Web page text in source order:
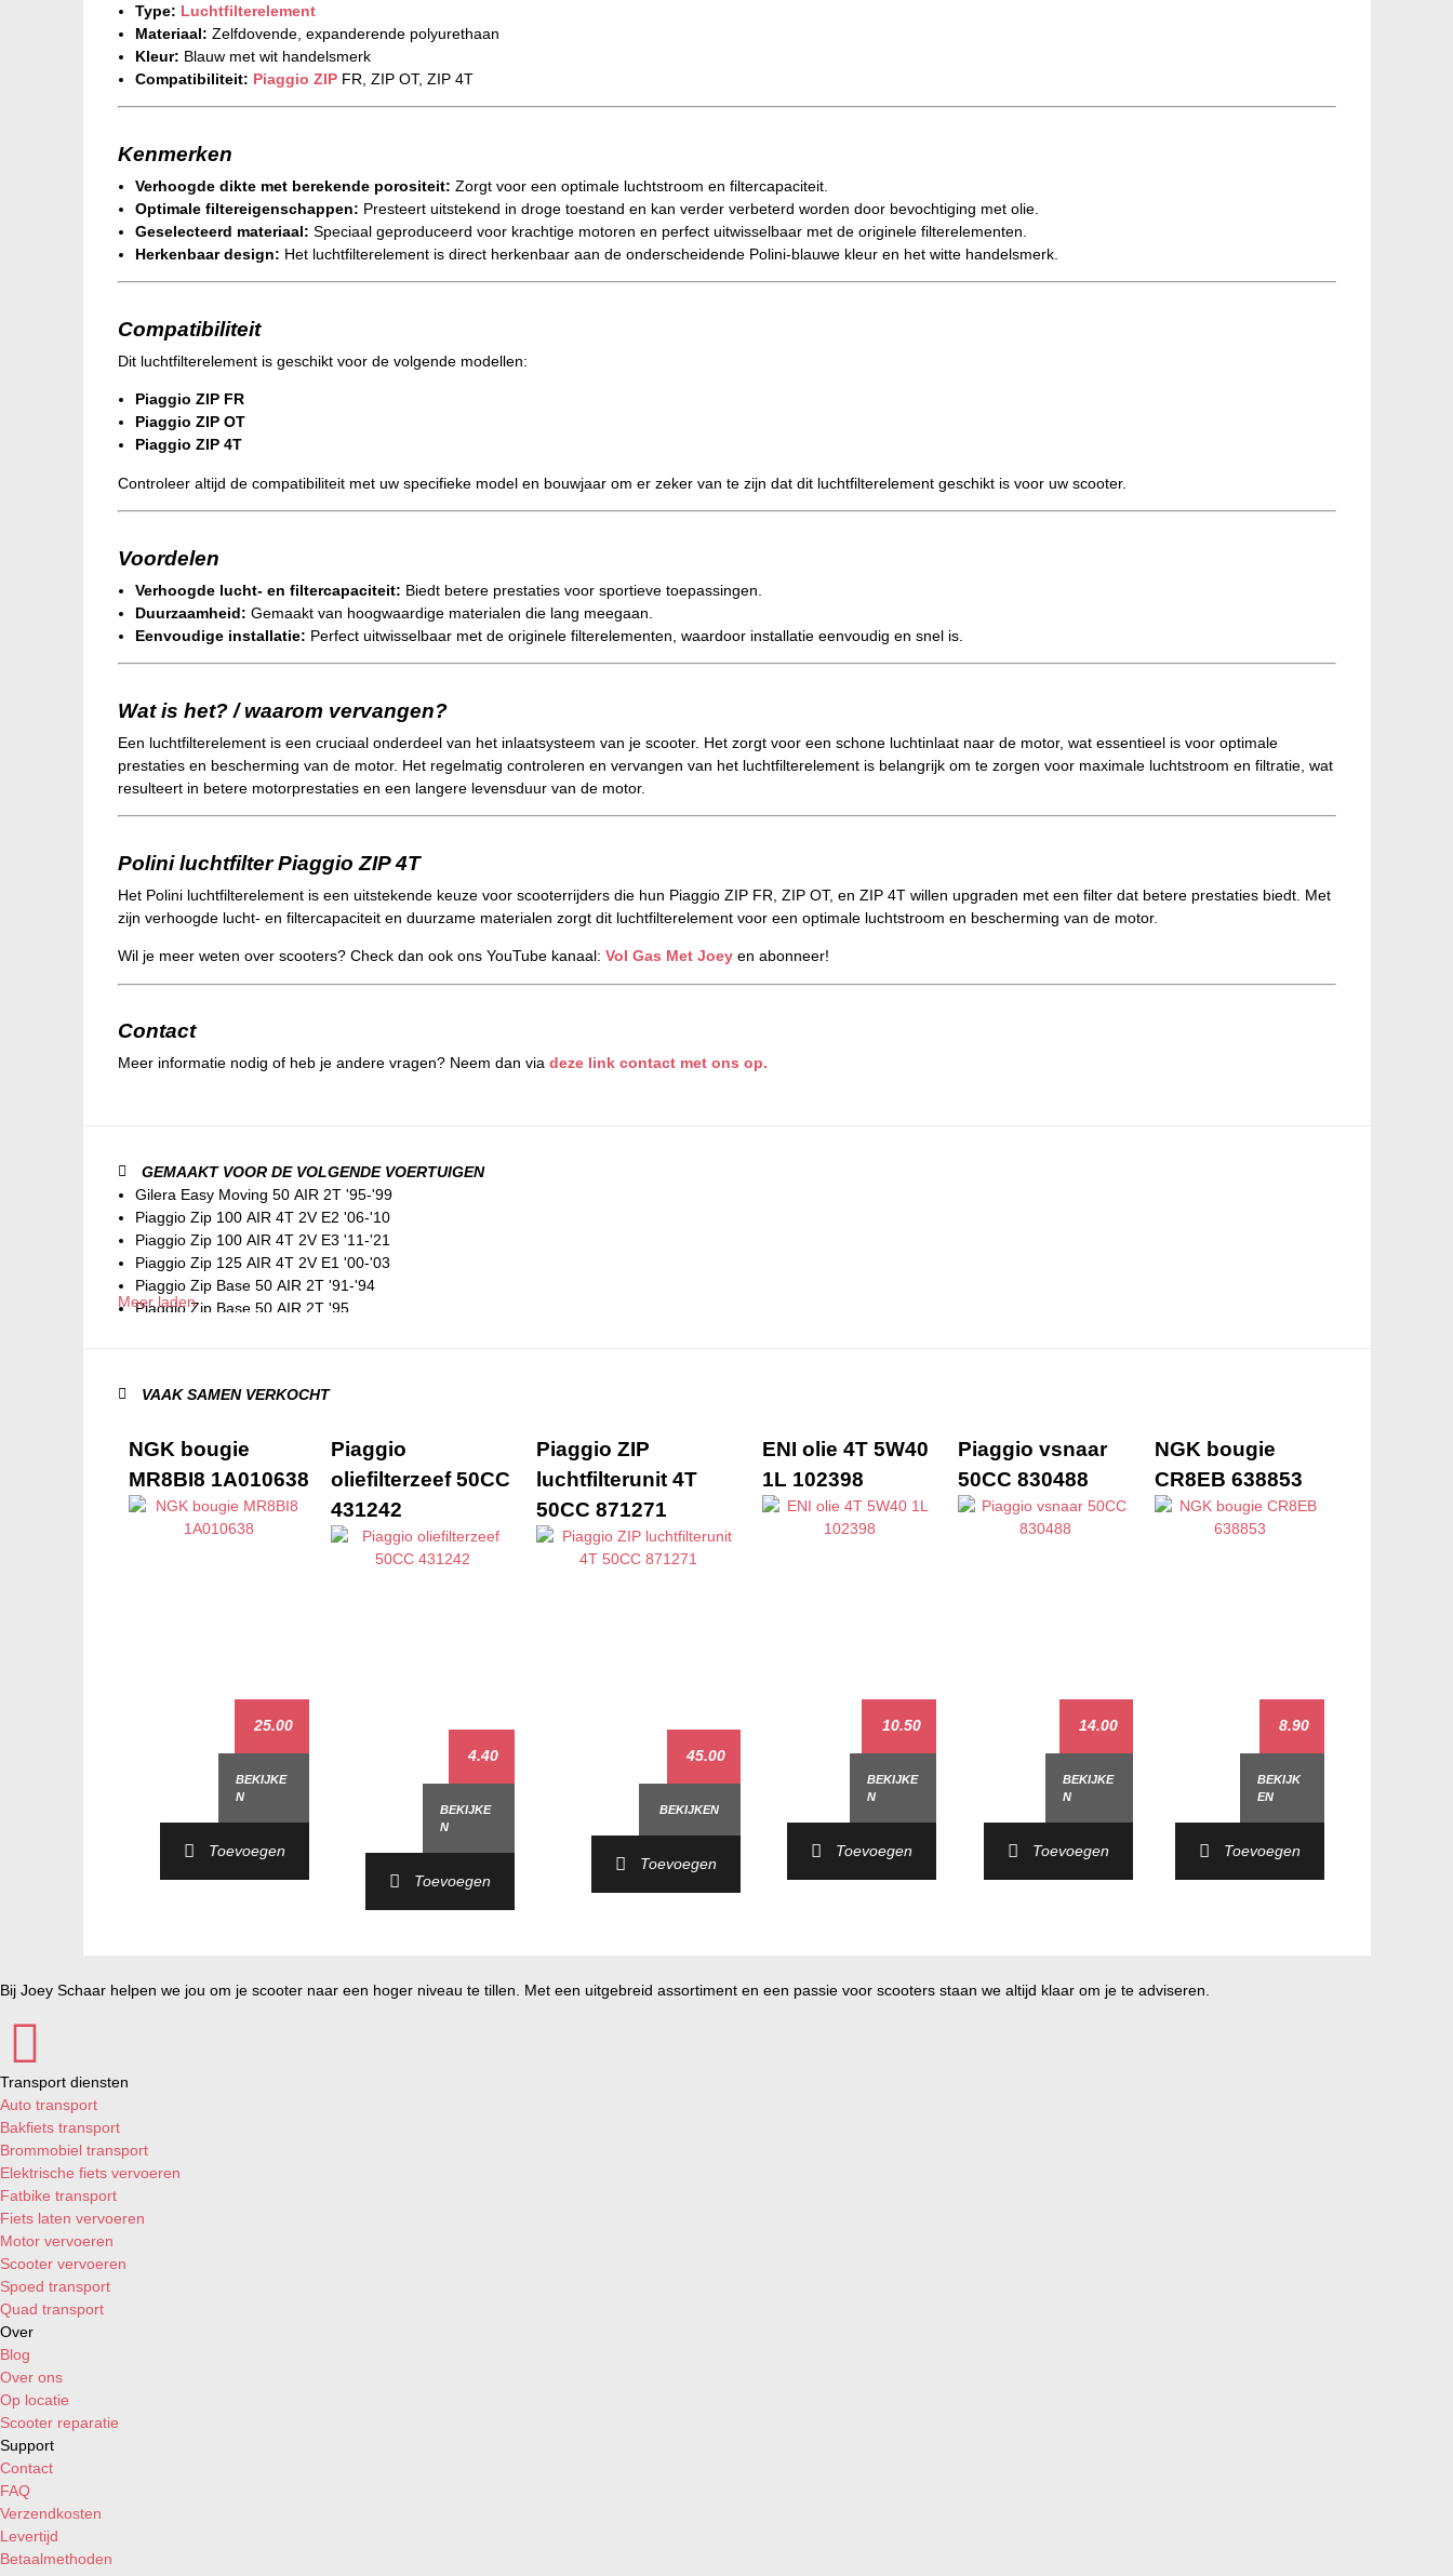
Type: Luchtfilterelement
Materiaal: Zelfdovende, expanderende polyurethaan
Kleur: Blauw met wit handelsmerk
Compatibiliteit: Piaggio ZIPFR, ZIP OT, ZIP 4T
Kenmerken
Verhoogde dikte met berekende porositeit: Zorgt voor een optimale luchtstroom en filtercapaciteit.
Optimale filtereigenschappen: Presteert uitstekend in droge toestand en kan verder verbeterd worden door bevochtiging met olie.
Geselecteerd materiaal: Speciaal geproduceerd voor krachtige motoren en perfect uitwisselbaar met de originele filterelementen.
Herkenbaar design: Het luchtfilterelement is direct herkenbaar aan de onderscheidende Polini-blauwe kleur en het witte handelsmerk.
Compatibiliteit
Dit luchtfilterelement is geschikt voor de volgende modellen:
Piaggio ZIP FR
Piaggio ZIP OT
Piaggio ZIP 4T
Controleer altijd de compatibiliteit met uw specifieke model en bouwjaar om er zeker van te zijn dat dit luchtfilterelement geschikt is voor uw scooter.
Voordelen
Verhoogde lucht- en filtercapaciteit: Biedt betere prestaties voor sportieve toepassingen.
Duurzaamheid: Gemaakt van hoogwaardige materialen die lang meegaan.
Eenvoudige installatie: Perfect uitwisselbaar met de originele filterelementen, waardoor installatie eenvoudig en snel is.
Wat is het? / waarom vervangen?
Een luchtfilterelement is een cruciaal onderdeel van het inlaatsysteem van je scooter. Het zorgt voor een schone luchtinlaat naar de motor, wat essentieel is voor optimale
prestaties en bescherming van de motor. Het regelmatig controleren en vervangen van het luchtfilterelement is belangrijk om te zorgen voor maximale luchtstroom en filtratie, wat
resulteert in betere motorprestaties en een langere levensduur van de motor.
Polini luchtfilter Piaggio ZIP 4T
Het Polini luchtfilterelement is een uitstekende keuze voor scooterrijders die hun Piaggio ZIP FR, ZIP OT, en ZIP 4T willen upgraden met een filter dat betere prestaties biedt. Met
zijn verhoogde lucht- en filtercapaciteit en duurzame materialen zorgt dit luchtfilterelement voor een optimale luchtstroom en bescherming van de motor.
Wil je meer weten over scooters? Check dan ook ons YouTube kanaal: Vol Gas Met Joeyen abonneer!
Contact
Meer informatie nodig of heb je andere vragen? Neem dan via deze link contact met ons op.
GEMAAKT VOOR DE VOLGENDE VOERTUIGEN
Gilera Easy Moving 50 AIR 2T '95-'99
Piaggio Zip 100 AIR 4T 2V E2 '06-'10
Piaggio Zip 100 AIR 4T 2V E3 '11-'21
Piaggio Zip 125 AIR 4T 2V E1 '00-'03
Piaggio Zip Base 50 AIR 2T '91-'94
Piaggio Zip Base 50 AIR 2T '95
Piaggio Zip II 50 AIR 2T E1 '00-'05
Piaggio Zip II 50 AIR 4T 2V E1 '00-'05
Piaggio Zip II 50 AIR 4T 2V E2 '06-'17
Piaggio Zip II 50i IGET AIR 4T 3V E4 '18-'20
Piaggio Zip II 50i IGET AIR 4T 3V E5 '21-
Meer laden
VAAK SAMEN VERKOCHT
NGK bougie
MR8BI8 1A010638
25.00
BEKIJKE
N
Toevoegen
Piaggio
oliefilterzeef 50CC
431242
4.40
BEKIJKE
N
Toevoegen
Piaggio ZIP
luchtfilterunit 4T
50CC 871271
45.00
BEKIJKEN
Toevoegen
ENI olie 4T 5W40
1L 102398
10.50
BEKIJKE
N
Toevoegen
Piaggio vsnaar
50CC 830488
14.00
BEKIJKE
N
Toevoegen
NGK bougie
CR8EB 638853
8.90
BEKIJK
EN
Toevoegen
Bij Joey Schaar helpen we jou om je scooter naar een hoger niveau te tillen. Met een uitgebreid assortiment en een passie voor scooters staan we altijd klaar om je te adviseren.
Transport diensten
Auto transport
Bakfiets transport
Brommobiel transport
Elektrische fiets vervoeren
Fatbike transport
Fiets laten vervoeren
Motor vervoeren
Scooter vervoeren
Spoed transport
Quad transport
Over
Blog
Over ons
Op locatie
Scooter reparatie
Support
Contact
FAQ
Verzendkosten
Levertijd
Betaalmethoden